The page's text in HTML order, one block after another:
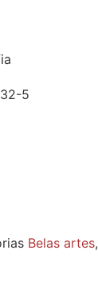
5
Belas artes,